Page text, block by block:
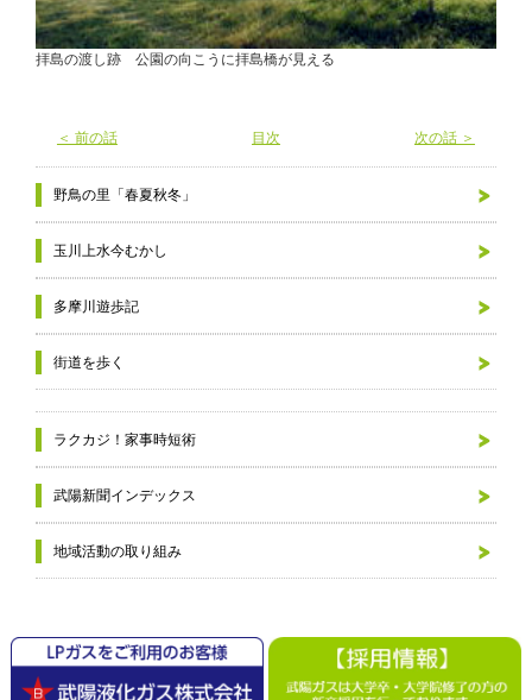
拝島の渡し跡 公園の向こうに拝島橋が見える
＜ 前の話 目次 次の話 ＞
野鳥の里「春夏秋冬」
玉川上水今むかし
多摩川遊歩記
街道を歩く
ラクカジ！家事時短術
武陽新聞インデックス
地域活動の取り組み